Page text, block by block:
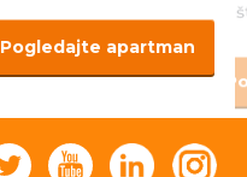
Pogledajte apartman